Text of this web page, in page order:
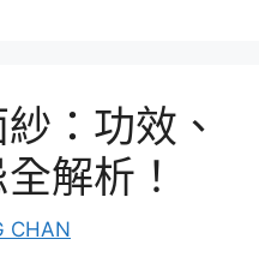
：功效、
解析！
CHAN